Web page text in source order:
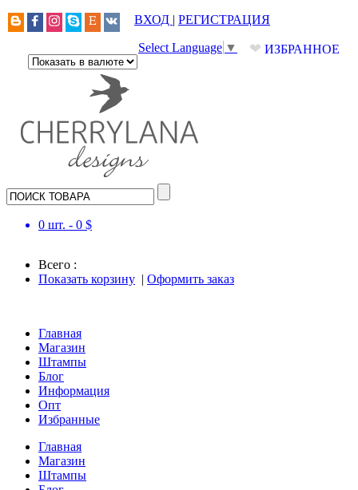
ВХОД | РЕГИСТРАЦИЯ
❤ ИЗБРАННОЕ
Select Language ▼
0 шт. - 0 $
Всего :
Показать корзину | Оформить заказ
Главная
Магазин
Штампы
Блог
Информация
Опт
Избранные
Главная
Магазин
Штампы